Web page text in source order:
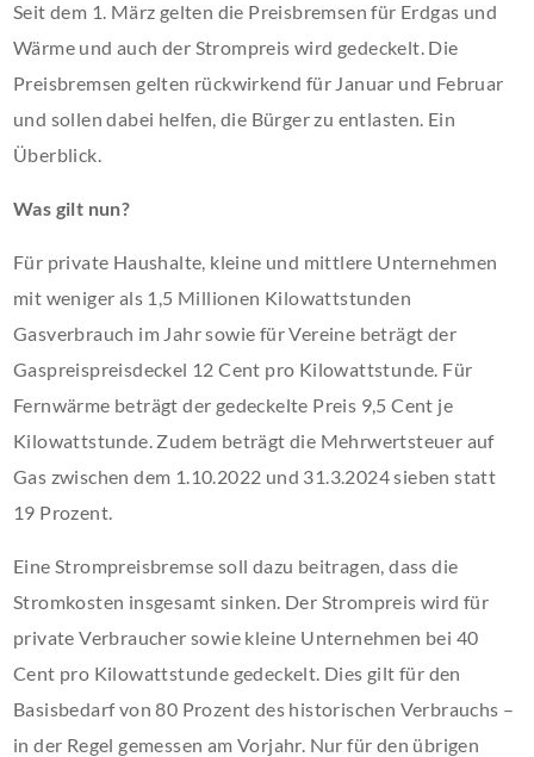
Seit dem 1. März gelten die Preisbremsen für Erdgas und
Wärme und auch der Strompreis wird gedeckelt. Die
Preisbremsen gelten rückwirkend für Januar und Februar
und sollen dabei helfen, die Bürger zu entlasten. Ein
Überblick.
Was gilt nun?
Für private Haushalte, kleine und mittlere Unternehmen
mit weniger als 1,5 Millionen Kilowattstunden
Gasverbrauch im Jahr sowie für Vereine beträgt der
Gaspreispreisdeckel 12 Cent pro Kilowattstunde. Für
Fernwärme beträgt der gedeckelte Preis 9,5 Cent je
Kilowattstunde. Zudem beträgt die Mehrwertsteuer auf
Gas zwischen dem 1.10.2022 und 31.3.2024 sieben statt
19 Prozent.
Eine Strompreisbremse soll dazu beitragen, dass die
Stromkosten insgesamt sinken. Der Strompreis wird für
private Verbraucher sowie kleine Unternehmen bei 40
Cent pro Kilowattstunde gedeckelt. Dies gilt für den
Basisbedarf von 80 Prozent des historischen Verbrauchs –
in der Regel gemessen am Vorjahr. Nur für den übrigen